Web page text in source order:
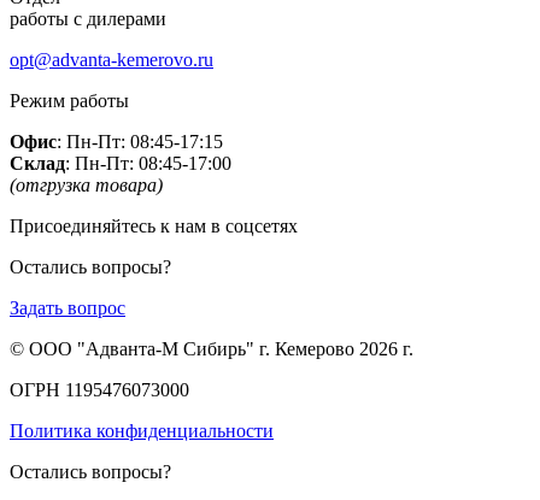
работы с дилерами
opt@advanta-kemerovo.ru
Режим работы
Офис: Пн-Пт: 08:45-17:15
Склад: Пн-Пт: 08:45-17:00
(отгрузка товара)
Присоединяйтесь к нам в соцсетях
Остались вопросы?
Задать вопрос
© ООО "Адванта-М Сибирь" г. Кемерово 2026 г.
ОГРН 1195476073000
Политика конфиденциальности
Остались вопросы?